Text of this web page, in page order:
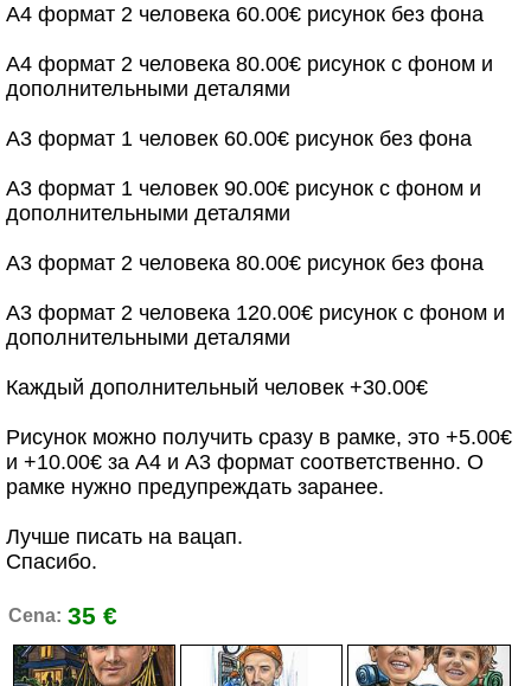
А4 формат 2 человека 60.00€ рисунок без фона
А4 формат 2 человека 80.00€ рисунок с фоном и
дополнительными деталями
А3 формат 1 человек 60.00€ рисунок без фона
А3 формат 1 человек 90.00€ рисунок с фоном и
дополнительными деталями
А3 формат 2 человека 80.00€ рисунок без фона
А3 формат 2 человека 120.00€ рисунок с фоном и
дополнительными деталями
Каждый дополнительный человек +30.00€
Рисунок можно получить сразу в рамке, это +5.00€
и +10.00€ за А4 и А3 формат соответственно. О
рамке нужно предупреждать заранее.
Лучше писать на вацап.
Спасибо.
Cena: 35 €